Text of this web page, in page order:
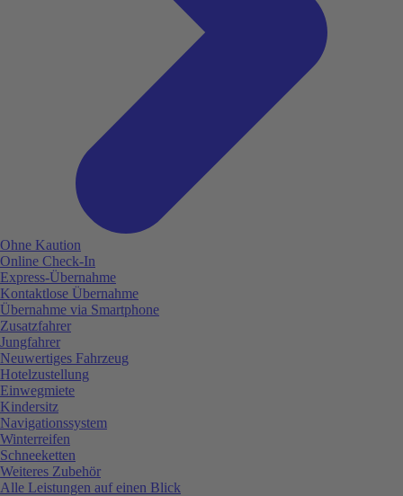
Ohne Kaution
Online Check-In
Express-Übernahme
Kontaktlose Übernahme
Übernahme via Smartphone
Zusatzfahrer
Jungfahrer
Neuwertiges Fahrzeug
Hotelzustellung
Einwegmiete
Kindersitz
Navigationssystem
Winterreifen
Schneeketten
Weiteres Zubehör
Alle Leistungen auf einen Blick